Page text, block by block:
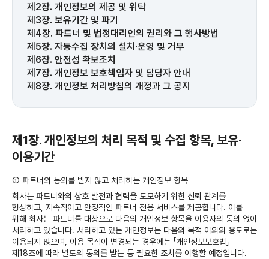
제2장. 개인정보의 제공 및 위탁
제3장. 보유기간 및 파기
제4장. 파트너 및 법정대리인의 권리와 그 행사방법
제5장. 자동수집 장치의 설치·운영 및 거부
제6장. 안전성 확보조치
제7장. 개인정보 보호책임자 및 담당자 안내
제8장. 개인정보 처리방침의 개정과 그 공지
제1장. 개인정보의 처리 목적 및 수집 항목, 보유·
이용기간
① 파트너의 동의를 받지 않고 처리하는 개인정보 항목
회사는 파트너와의 상호 발전과 협력을 도모하기 위한 신뢰 관계를
형성하고, 지속적이고 안정적인 파트너 전용 서비스를 제공합니다. 이를
위해 회사는 파트너를 대상으로 다음의 개인정보 항목을 이용자의 동의 없이
처리하고 있습니다. 처리하고 있는 개인정보는 다음의 목적 이외의 용도로는
이용되지 않으며, 이용 목적이 변경되는 경우에는 「개인정보보호법」
제18조에 따라 별도의 동의를 받는 등 필요한 조치를 이행할 예정입니다.